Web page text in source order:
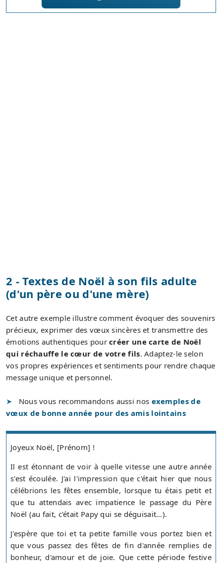
2 - Textes de Noël à son fils adulte
(d'un père ou d'une mère)
Cet autre exemple illustre comment évoquer des souvenirs
précieux, exprimer des vœux sincères et transmettre des
émotions authentiques pourcréer une carte de Noël
qui réchauffe le cœur de votre fils. Adaptez-le selon
vos propres expériences et sentiments pour rendre chaque
message unique et personnel.
Nous vous recommandons aussi nos exemples de
vœux de bonne année pour des amis lointains
Joyeux Noël, [Prénom] !
Il est étonnant de voir à quelle vitesse une autre année
s'est écoulée. J'ai l'impression que c'était hier que nous
célébrions les fêtes ensemble, lorsque tu étais petit et
que tu attendais avec impatience le passage du Père
Noël (au fait, c'était Papy qui se déguisait…).
J'espère que toi et ta petite famille vous portez bien et
que vous passez des fêtes de fin d'année remplies de
bonheur, d'amour et de joie. Que cette période festive